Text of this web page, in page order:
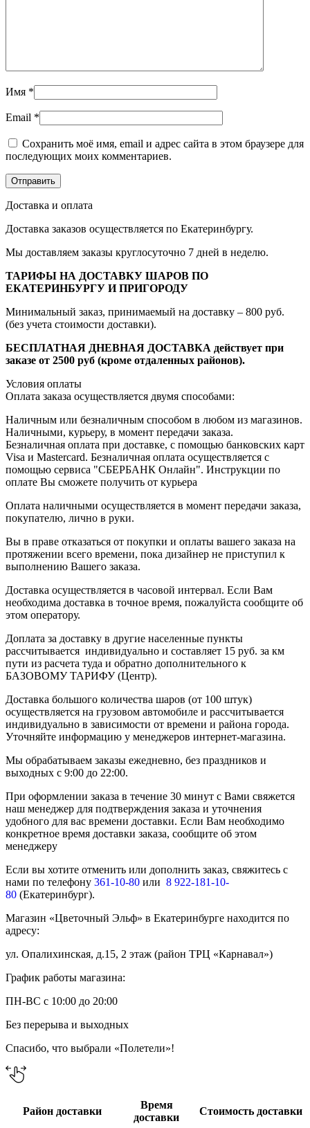
Имя *
Email *
Сохранить моё имя, email и адрес сайта в этом браузере для
последующих моих комментариев.
Доставка и оплата
Доставка заказов осуществляется по Екатеринбургу.
Мы доставляем заказы круглосуточно 7 дней в неделю.
ТАРИФЫ НА ДОСТАВКУ ШАРОВ ПО
ЕКАТЕРИНБУРГУ И ПРИГОРОДУ
Минимальный заказ, принимаемый на доставку – 800 руб.
(без учета стоимости доставки).
БЕСПЛАТНАЯ ДНЕВНАЯ ДОСТАВКА действует при
заказе от 2500 руб (кроме отдаленных районов).
Условия оплаты
Оплата заказа осуществляется двумя способами:
Наличным или безналичным способом в любом из магазинов.
Наличными, курьеру, в момент передачи заказа.
Безналичная оплата при доставке, с помощью банковских карт
Visa и Mastercard. Безналичная оплата осуществляется с
помощью сервиса "СБЕРБАНК Онлайн". Инструкции по
оплате Вы сможете получить от курьера
Оплата наличными осуществляется в момент передачи заказа,
покупателю, лично в руки.
Вы в праве отказаться от покупки и оплаты вашего заказа на
протяжении всего времени, пока дизайнер не приступил к
выполнению Вашего заказа.
Доставка осуществляется в часовой интервал. Если Вам
необходима доставка в точное время, пожалуйста сообщите об
этом оператору.
Доплата за доставку в другие населенные пункты
рассчитывается индивидуально и составляет 15 руб. за км
пути из расчета туда и обратно дополнительного к
БАЗОВОМУ ТАРИФУ (Центр).
Доставка большого количества шаров (от 100 штук)
осуществляется на грузовом автомобиле и рассчитывается
индивидуально в зависимости от времени и района города.
Уточняйте информацию у менеджеров интернет-магазина.
Мы обрабатываем заказы ежедневно, без праздников и
выходных с 9:00 до 22:00.
При оформлении заказа в течение 30 минут с Вами свяжется
наш менеджер для подтверждения заказа и уточнения
удобного для вас времени доставки. Если Вам необходимо
конкретное время доставки заказа, сообщите об этом
менеджеру
Если вы хотите отменить или дополнить заказ, свяжитесь с
нами по телефону 361-10-80 или 8 922-181-10-
80 (Екатеринбург).
Магазин «Цветочный Эльф» в Екатеринбурге находится по
адресу:
ул. Опалихинская, д.15, 2 этаж (район ТРЦ «Карнавал»)
График работы магазина:
ПН-ВС с 10:00 до 20:00
Без перерыва и выходных
Спасибо, что выбрали «Полетели»!
Район доставки
Время
доставки
Стоимость доставки